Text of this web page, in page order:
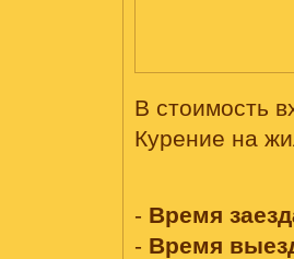
В стоимость
Курение на
- Время
- Время